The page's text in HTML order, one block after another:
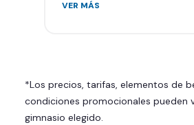
Área de peso libre, peso
Smart Fit App
Smart Fit Go
Invita a entrenar a un
VER MÁS
*Los precios, tarifas, elementos de
condiciones promocionales pueden
gimnasio elegido.